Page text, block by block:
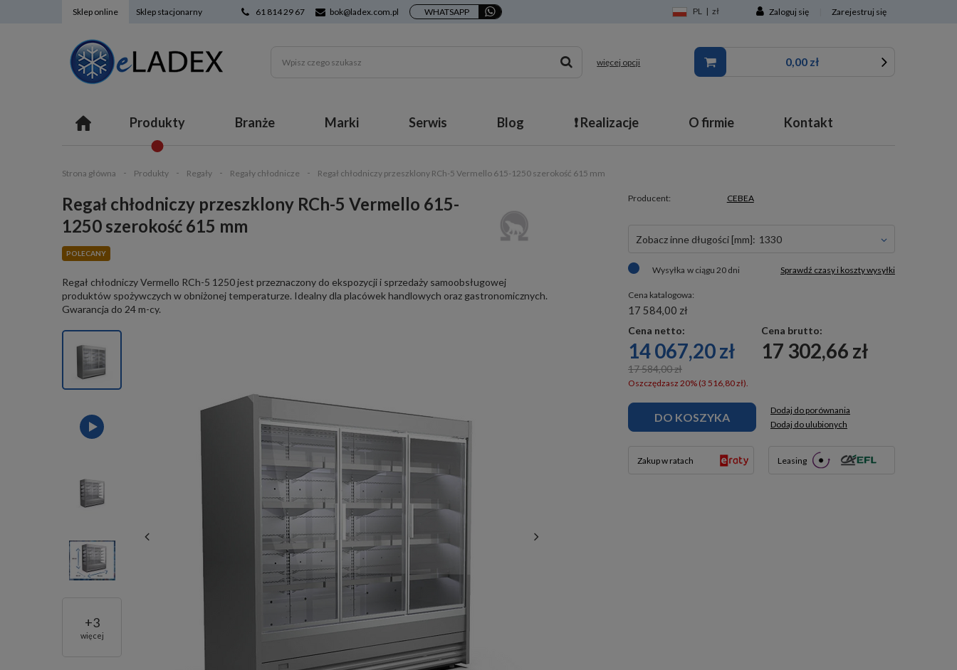
Sklep online Sklep stacjonarny 61 814 29 67 bok@ladex.com.pl WHATSAPP PL | zł Zaloguj się Zarejestruj się
więcej opcji 0,00 zł
Produkty Branże Marki Serwis Blog ❗ Realizacje O firmie Kontakt
Strona główna Produkty Regały Regały chłodnicze Regał chłodniczy przeszklony RCh-5 Vermello 615-1250 szerokość 615 mm
Regał chłodniczy przeszklony RCh-5 Vermello 615-
1250 szerokość 615 mm
POLECANY
Regał chłodniczy Vermello RCh-5 1250 jest przeznaczony do ekspozycji i sprzedaży samoobsługowej
produktów spożywczych w obniżonej temperaturze. Idealny dla placówek handlowych oraz gastronomicznych.
Gwarancja do 24 m-cy.
+3
więcej
Producent: CEBEA
Zobacz inne długości [mm]: 1330
Wysyłka w ciągu 20 dni Sprawdź czasy i koszty wysyłki
Cena katalogowa:
17 584,00 zł
Cena netto:
14 067,20 zł
17 584,00 zł
Oszczędzasz 20% (3 516,80 zł).
Cena brutto:
17 302,66 zł
DO KOSZYKA
Dodaj do porównania
Dodaj do ulubionych
Zakup w ratach Leasing